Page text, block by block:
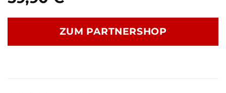
ZUM PARTNERSHOP